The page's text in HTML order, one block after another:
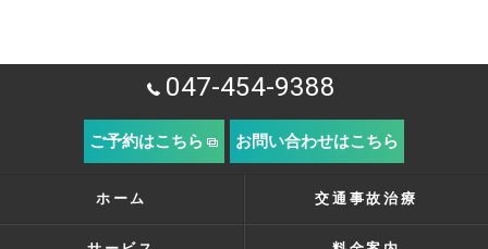
047-454-9388
ご予約はこちら お問い合わせはこちら
ホーム 交通事故治療